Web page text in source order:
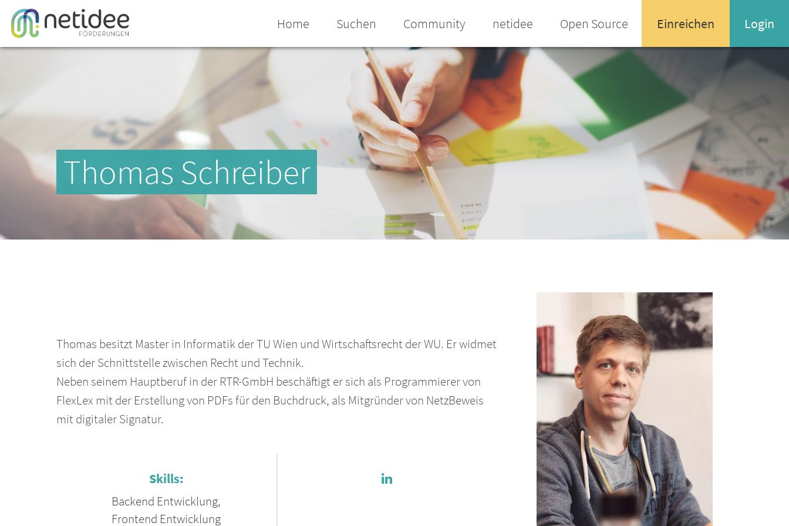
Home Suchen Community netidee Open Source Einreichen Login
Name oder Email-Adresse
Enter your username or email address
Passwort
Passwort vergessen
Thomas Schreiber
Thomas besitzt Master in Informatik der TU Wien und Wirtschaftsrecht der WU. Er widmet
sich der Schnittstelle zwischen Recht und Technik.
Neben seinem Hauptberuf in der RTR-GmbH beschäftigt er sich als Programmierer von
FlexLex mit der Erstellung von PDFs für den Buchdruck, als Mitgründer von NetzBeweis
mit digitaler Signatur.
Skills:
Backend Entwicklung,
Frontend Entwicklung